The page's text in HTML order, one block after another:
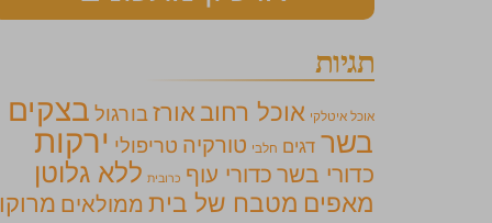
תגיות
אוכל איטלקי אוכל רחוב אורזבורגול בצקים
בשר דגים חלבי טורקיה טריפולי ירקות
כדורי בשר כדורי עוף כרובית ללא גלוטן
מאפים מטבח של בית ממולאים מרוקו